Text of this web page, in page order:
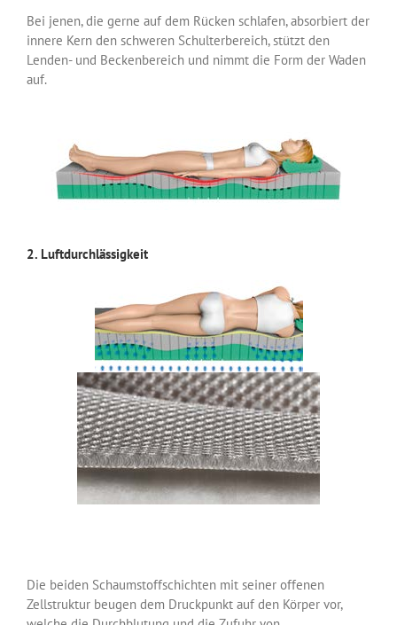
Bei jenen, die gerne auf dem Rücken schlafen, absorbiert der
innere Kern den schweren Schulterbereich, stützt den
Lenden- und Beckenbereich und nimmt die Form der Waden
auf.
2. Luftdurchlässigkeit
Die beiden Schaumstoffschichten mit seiner offenen
Zellstruktur beugen dem Druckpunkt auf den Körper vor,